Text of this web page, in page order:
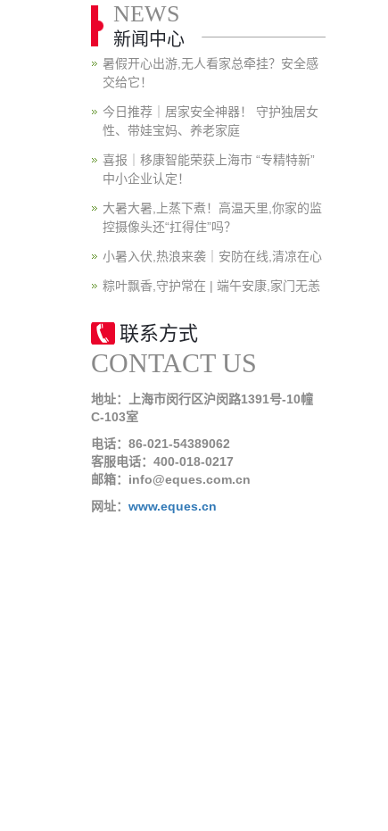
NEWS
新闻中心
暑假开心出游,无人看家总牵挂？安全感
交给它！
今日推荐｜居家安全神器！ 守护独居女
性、带娃宝妈、养老家庭
喜报｜移康智能荣获上海市 “专精特新”
中小企业认定！
大暑大暑,上蒸下煮！高温天里,你家的监
控摄像头还“扛得住”吗？
小暑入伏,热浪来袭｜安防在线,清凉在心
粽叶飘香,守护常在 | 端午安康,家门无恙
联系方式
CONTACT US
地址：上海市闵行区沪闵路1391号-10幢
C-103室
电话：86-021-54389062
客服电话：400-018-0217
邮箱：info@eques.com.cn
网址： www.eques.cn